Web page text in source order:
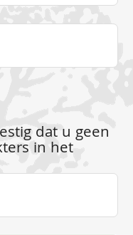
dat u geen
in het